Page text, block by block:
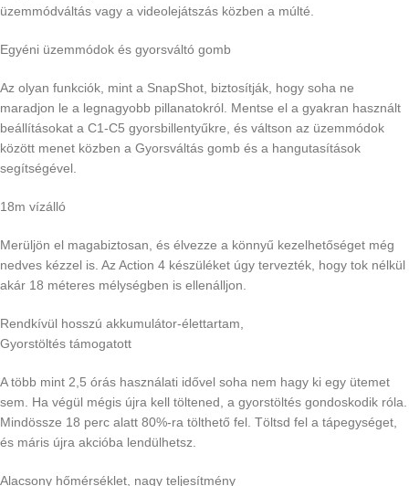
üzemmódváltás vagy a videolejátszás közben a múlté.
Egyéni üzemmódok és gyorsváltó gomb
Az olyan funkciók, mint a SnapShot, biztosítják, hogy soha ne
maradjon le a legnagyobb pillanatokról. Mentse el a gyakran használt
beállításokat a C1-C5 gyorsbillentyűkre, és váltson az üzemmódok
között menet közben a Gyorsváltás gomb és a hangutasítások
segítségével.
18m vízálló
Merüljön el magabiztosan, és élvezze a könnyű kezelhetőséget még
nedves kézzel is. Az Action 4 készüléket úgy tervezték, hogy tok nélkül
akár 18 méteres mélységben is ellenálljon.
Rendkívül hosszú akkumulátor-élettartam,
Gyorstöltés támogatott
A több mint 2,5 órás használati idővel soha nem hagy ki egy ütemet
sem. Ha végül mégis újra kell töltened, a gyorstöltés gondoskodik róla.
Mindössze 18 perc alatt 80%-ra tölthető fel. Töltsd fel a tápegységet,
és máris újra akcióba lendülhetsz.
Alacsony hőmérséklet, nagy teljesítmény